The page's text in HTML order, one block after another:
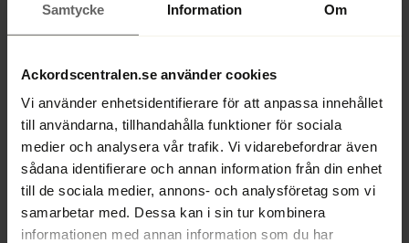
Samtycke Information Om
Ackordscentralen.se använder cookies
Vi använder enhetsidentifierare för att anpassa innehållet
till användarna, tillhandahålla funktioner för sociala
medier och analysera vår trafik. Vi vidarebefordrar även
sådana identifierare och annan information från din enhet
till de sociala medier, annons- och analysföretag som vi
samarbetar med. Dessa kan i sin tur kombinera
informationen med annan information som du har
det dessutom att påverka handeln, som
även har andra typer av strukturella
Cecilia tror att bankerna kommer klara
nästa kris ganska bra. Hon tror inte att
fastighetspriserna kommer sjunka så
mycket som vissa förutspår eftersom vi
inte har förbyggt oss. På senare tid har
det byggts mycket till ett visst segment av